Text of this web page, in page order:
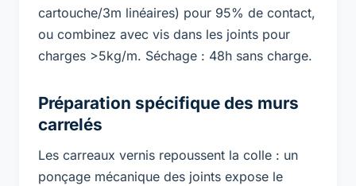
cartouche/3m linéaires) pour 95% de contact,
ou combinez avec vis dans les joints pour
charges >5kg/m. Séchage : 48h sans charge.
Préparation spécifique des murs
carrelés
Les carreaux vernis repoussent la colle : un
ponçage mécanique des joints expose le